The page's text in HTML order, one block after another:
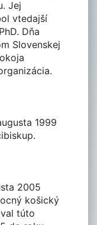
Jej
vtedajší
Dňa
Slovenskej
1999
2005
košický
túto